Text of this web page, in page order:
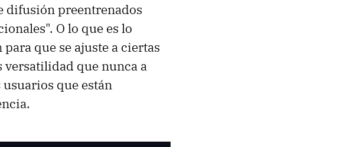
difusión preentrenados
O lo que es lo
que se ajuste a ciertas
versatilidad que nunca a
que están